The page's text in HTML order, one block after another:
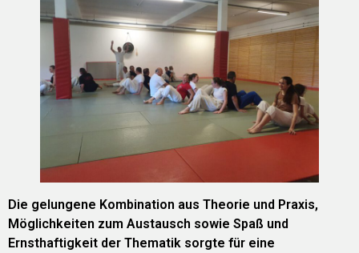
Die gelungene Kombination aus Theorie und Praxis,
Möglichkeiten zum Austausch sowie Spaß und
Ernsthaftigkeit der Thematik sorgte für eine